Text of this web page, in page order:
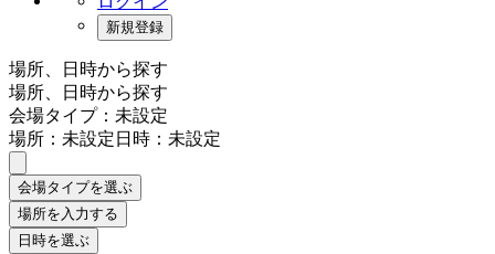
新規登録
場所、日時から探す
場所、日時から探す
会場タイプ：未設定
場所：未設定日時：未設定
会場タイプを選ぶ
場所を入力する
日時を選ぶ